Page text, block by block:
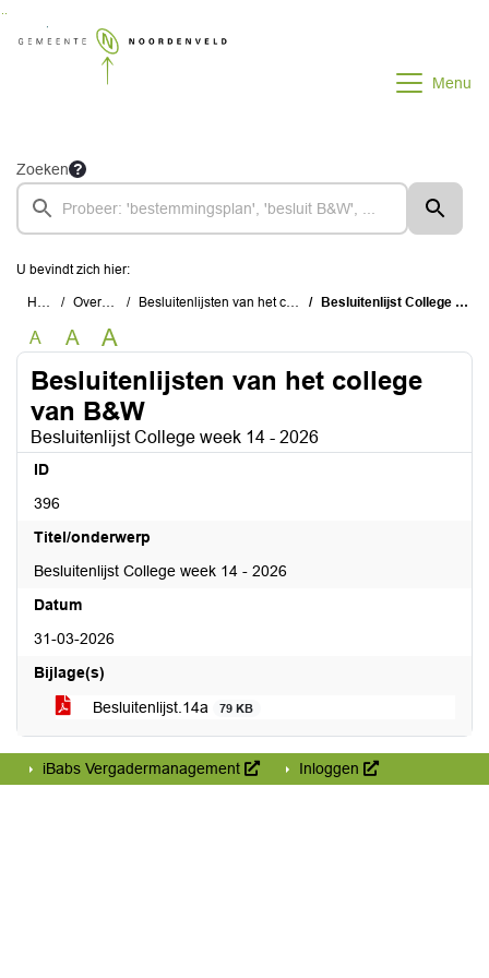
Ga naar de inhoud van deze pagina
Ga naar het zoeken
Ga naar het menu
Menu
Zoeken
U bevindt zich hier:
Home Overzichten Besluitenlijsten van het college van B&W Besluitenlijst College week 14 - 2026
A A A
Besluitenlijsten van het college
van B&W
Besluitenlijst College week 14 - 2026
ID
396
Titel/onderwerp
Besluitenlijst College week 14 - 2026
Datum
31-03-2026
Bijlage(s)
Besluitenlijst.14a
79 KB
iBabs Vergadermanagement Inloggen